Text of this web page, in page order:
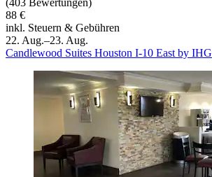
88 €
inkl. Steuern & Gebühren
22. Aug.–23. Aug.
Candlewood Suites Houston I-10 East by IHG